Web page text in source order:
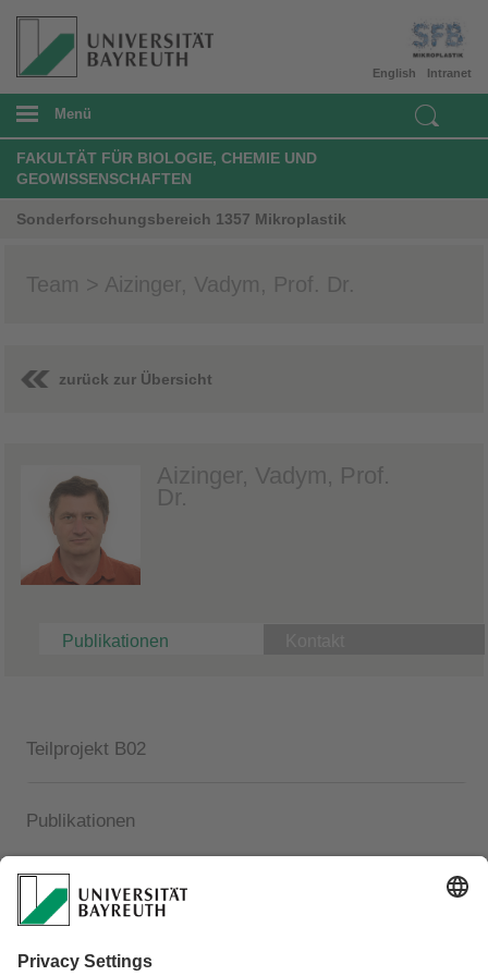
Intranet
English
Menü
FAKULTÄT FÜR BIOLOGIE, CHEMIE UND
GEOWISSENSCHAFTEN
Sonderforschungsbereich 1357 Mikroplastik
Team > Aizinger, Vadym, Prof. Dr.
zurück zur Übersicht
Aizinger, Vadym, Prof.
Dr.
Publikationen
Teilprojekt B02
Publikationen
2024
Ahmadi, Pouyan; Dichgans, Franz; Jagau, Lisa; Schmidt,
Fleckenstein, Jan